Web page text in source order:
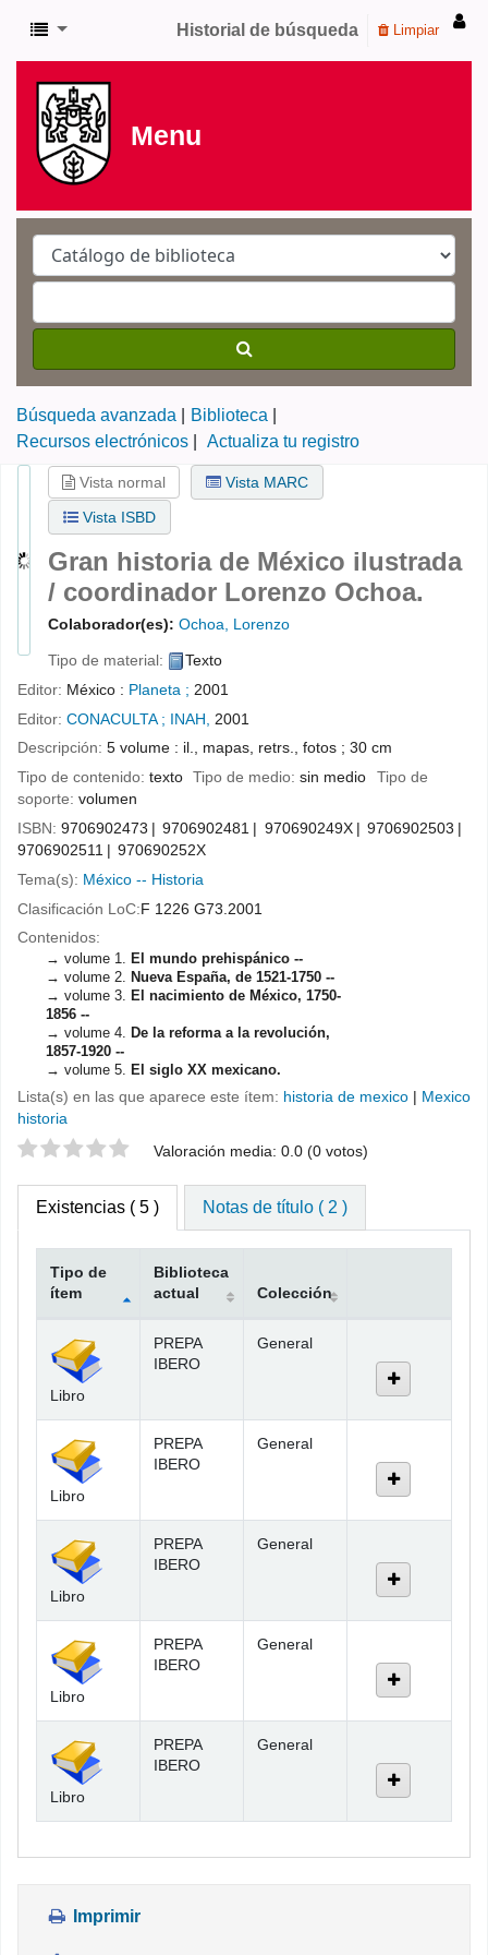
Historial de búsqueda Limpiar
Menu
Búsqueda avanzada
Biblioteca
Recursos electrónicos
Actualiza tu registro
Vista normal
Vista MARC
Vista ISBD
Gran historia de México ilustrada
/ coordinador Lorenzo Ochoa.
Colaborador(es): Ochoa, Lorenzo
Tipo de material:
Texto
Editor: México : Planeta ; 2001
Editor: CONACULTA ; INAH,
2001
Descripción: 5 volume : il., mapas, retrs., fotos ; 30 cm
Tipo de contenido: texto Tipo de medio:sin medio
Tipo de
soporte: volumen
ISBN: 9706902473 9706902481 970690249X
9706902503
9706902511
970690252X
Tema(s): México -- Historia
Clasificación LoC:F 1226 G73.2001
Contenidos:
volume 1. El mundo prehispánico --
volume 2. Nueva España, de 1521-1750 --
volume 3. El nacimiento de México, 1750-
1856 --
volume 4. De la reforma a la revolución,
1857-1920 --
volume 5. El siglo XX mexicano.
Lista(s) en las que aparece este ítem: historia de mexico
Mexico
historia
Valoración Valoración media: 0.0 (0 votos)
Existencias ( 5 ) Notas de título ( 2 )
Tipo de
ítem
Biblioteca
actual
Colección
Libro
PREPA
IBERO
General
Libro
PREPA
IBERO
General
Libro
PREPA
IBERO
General
Libro
PREPA
IBERO
General
Libro
PREPA
IBERO
General
Imprimir